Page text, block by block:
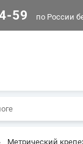
59 по России
Метрический